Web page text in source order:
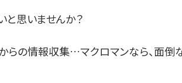
と思いませんか？
らの情報収集…マクロマンなら、面